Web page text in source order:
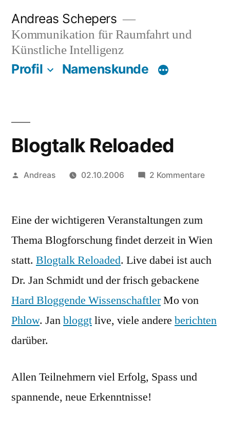
Inhalt
springen
Andreas Schepers
Kommunikation für Raumfahrt und
Künstliche Intelligenz
Profil Namenskunde
Blogtalk Reloaded
Veröffentlicht
Andreas 02.10.2006 2 Kommentarezu
Eine der wichtigeren Veranstaltungen zum
Thema Blogforschung findet derzeit in Wien
statt. Blogtalk Reloaded. Live dabei ist auch
Dr. Jan Schmidt und der frisch gebackene
Hard Bloggende WissenschaftlerMo von
Phlow. Janbloggtlive, viele andere berichten
darüber.
Allen Teilnehmern viel Erfolg, Spass und
spannende, neue Erkenntnisse!